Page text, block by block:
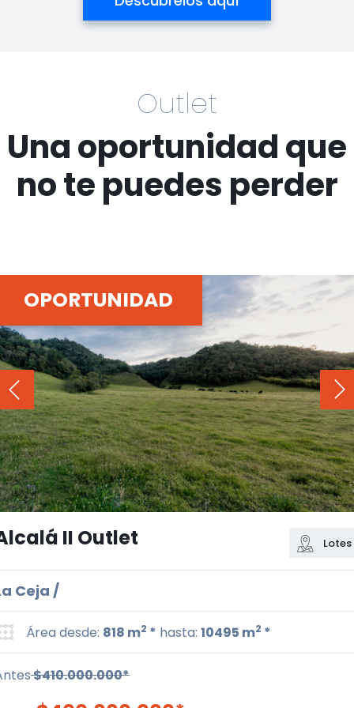
Outlet
Una oportunidad que
no te puedes perder
OPORTUNIDAD
II Outlet Lotes
Ceja /
Área desde: 818 m2 * hasta: 10495 m2 *
$410.000.000*